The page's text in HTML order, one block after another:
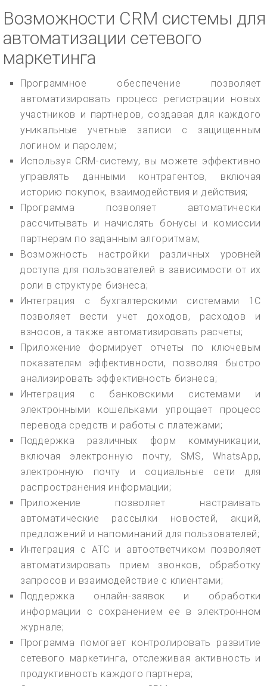
Возможности CRM системы для
автоматизации сетевого
маркетинга
Программное обеспечение позволяет
автоматизировать процесс регистрации новых
участников и партнеров, создавая для каждого
уникальные учетные записи с защищенным
логином и паролем;
Используя CRM-систему, вы можете эффективно
управлять данными контрагентов, включая
историю покупок, взаимодействия и действия;
Программа позволяет автоматически
рассчитывать и начислять бонусы и комиссии
партнерам по заданным алгоритмам;
Возможность настройки различных уровней
доступа для пользователей в зависимости от их
роли в структуре бизнеса;
Интеграция с бухгалтерскими системами 1С
позволяет вести учет доходов, расходов и
взносов, а также автоматизировать расчеты;
Приложение формирует отчеты по ключевым
показателям эффективности, позволяя быстро
анализировать эффективность бизнеса;
Интеграция с банковскими системами и
электронными кошельками упрощает процесс
перевода средств и работы с платежами;
Поддержка различных форм коммуникации,
включая электронную почту, SMS, WhatsApp,
электронную почту и социальные сети для
распространения информации;
Приложение позволяет настраивать
автоматические рассылки новостей, акций,
предложений и напоминаний для пользователей;
Интеграция с АТС и автоответчиком позволяет
автоматизировать прием звонков, обработку
запросов и взаимодействие с клиентами;
Поддержка онлайн-заявок и обработки
информации с сохранением ее в электронном
журнале;
Программа помогает контролировать развитие
сетевого маркетинга, отслеживая активность и
продуктивность каждого партнера;